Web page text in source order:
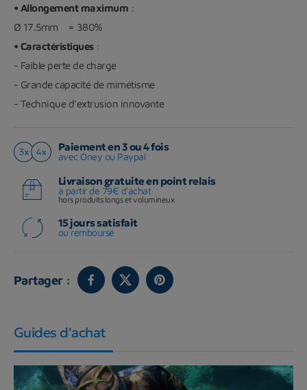
• Allongement maximum :
Ø 17.5mm = 380%
• Caractéristiques:
- Faible perte de charge
- Grande capacité de mimétisme
- Technique d'extrusion innovante
Paiement en 3 ou 4 fois
avec Oney ou Paypal
Livraison gratuite en point relais
à partir de 79€ d'achat
hors produits longs et volumineux
15 jours satisfait
ou remboursé
Partager :
Guides d'achat